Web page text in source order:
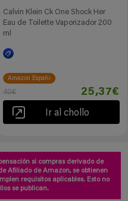
Calvin Klein Ck One Shock Her
Eau de Toilette Vaporizador 200
ml
Amazon España
40€ 25,37€
Ir al chollo
si compras derivado de
Afiliado de Amazon, se obtienen
requisitos aplicables. Esto no
se publican.